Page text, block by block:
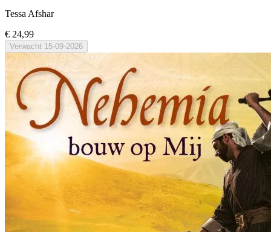
Tessa Afshar
€ 24,99
Verwacht 15-09-2026